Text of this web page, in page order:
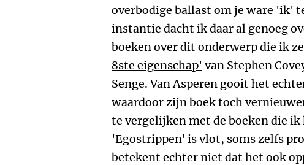
overbodige ballast om je ware 'ik'
instantie dacht ik daar al genoeg
boeken over dit onderwerp die ik
8ste eigenschap' van Stephen
Senge. Van Asperen gooit het
waardoor zijn boek toch
te vergelijken met de boeken die
'Egostrippen' is vlot, soms zelfs
betekent echter niet dat het ook